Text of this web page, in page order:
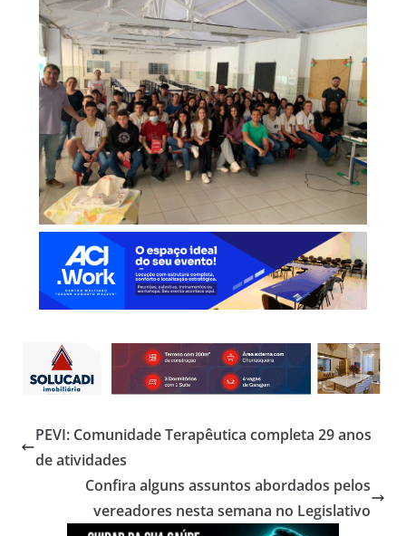
PEVI: Comunidade Terapêutica completa 29 anos
de atividades
Confira alguns assuntos abordados pelos
vereadores nesta semana no Legislativo